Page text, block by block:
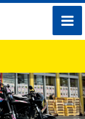
toggle